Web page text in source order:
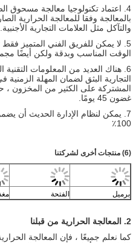
4. اعتماد تكنولوجيا معالجة مسحوق
والتآكل مثل العلامات التجارية الأجنبية.
5. لا يمكن للفريق الفني المتميز
الوقت المناسب وبدقة ولكن أيضًا
6. هناك العديد من المعلومات
التجارية البثق لضمان المهلة
المشتركة على الكثير من المخزون ،
غضون 45 يومًا.
7. يمكن لنظام الإدارة الحديث أن
100٪
(6) منتجات أخرى لشركتنا
برميل الفتحة
2. المعالجة الحرارية من قبلنا
كما نعلم جميعًا ، فإن المعالجة